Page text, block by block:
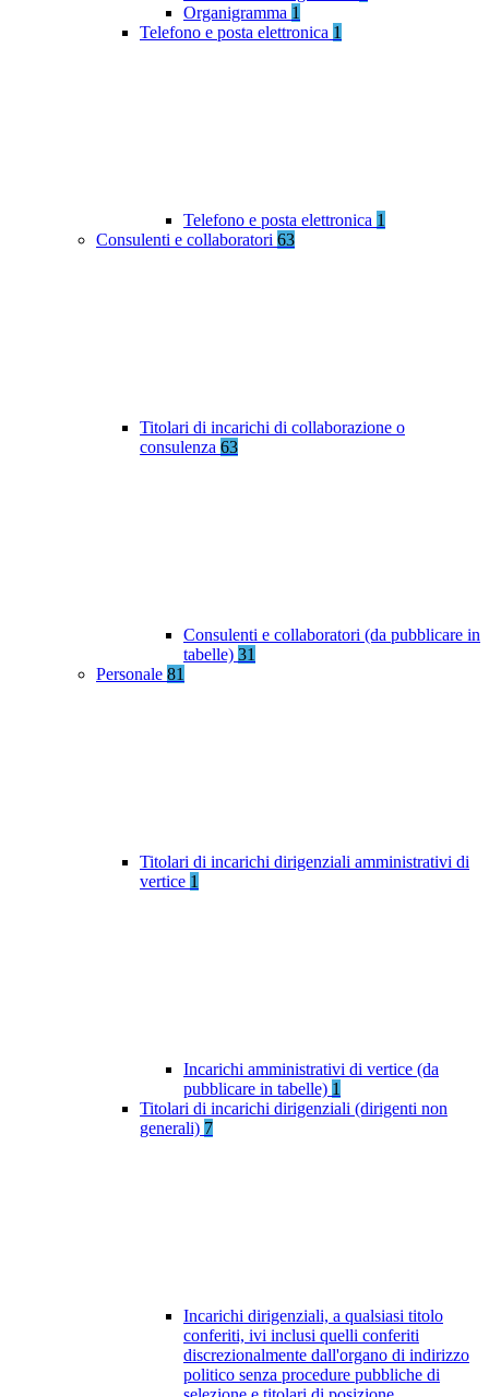
Organigramma 1
Telefono e posta elettronica 1
Telefono e posta elettronica 1
Consulenti e collaboratori 63
Titolari di incarichi di collaborazione o
consulenza 63
Consulenti e collaboratori (da pubblicare in
tabelle) 31
Personale 81
Titolari di incarichi dirigenziali amministrativi di
vertice 1
Incarichi amministrativi di vertice (da
pubblicare in tabelle) 1
Titolari di incarichi dirigenziali (dirigenti non
generali) 7
Incarichi dirigenziali, a qualsiasi titolo
conferiti, ivi inclusi quelli conferiti
discrezionalmente dall'organo di indirizzo
politico senza procedure pubbliche di